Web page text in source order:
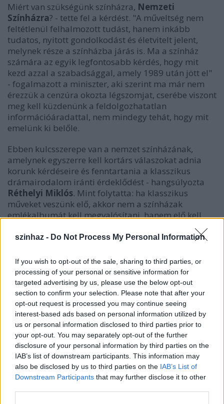
szinhaz - Do Not Process My Personal Information
If you wish to opt-out of the sale, sharing to third parties, or
processing of your personal or sensitive information for
targeted advertising by us, please use the below opt-out
section to confirm your selection. Please note that after your
opt-out request is processed you may continue seeing
interest-based ads based on personal information utilized by
us or personal information disclosed to third parties prior to
your opt-out. You may separately opt-out of the further
disclosure of your personal information by third parties on the
IAB’s list of downstream participants. This information may
also be disclosed by us to third parties on the IAB’s List of
Downstream Participants that may further disclose it to other
Miért van szükségünk színházra, Nemzeti
Színházra? - tette fel a kérdést. "A műveltség nem
feltétlenül felhalmozott tudást, hanem inkább
tudatos, nyitott gondolkodást és életvitelt jelent,
melynek része a színházba járás is. Ma a színház
számára az egyik legfontosabb kérdés, hogy mit
kezd azzal a szabadsággal, amely 1989 után jött el"
- fogalmazott a miniszter, aki szerint ma már nem
érezzük a cenzúra okozta légszomjat, cserébe viszont
meg kell küzdenünk a feldolgozhatatlan
információáradattal, nem mindegy tehát, hogy mit
emelünk ki belőle.
Ebben kulcsszerepe van a nemzet színházának,
amelynek egyszerre kell kortárs válaszokat adnia
korunk kérdéseire és fenntartania a klasszikus
drámairodalom iránti érdeklődést - hangsúlyozta
Réthelyi Miklós. Mint folytatta: ha klasszikus
műveket veszünk elő, akkor nem a színházak
emlékalbumát kell megvalósítani, hanem elő kell
kiderüljön: itt és most, a mi világunkban járunk.
Felidézte, hogy a budapesti Nemzeti Színház1837-
ben kezdte meg működését, 1840-igPesti Magyar
Színháznéven. Magyarország azóta várta, hogy igazi,
saját színháza legyen, amióta 1913-ban lebontották
az egykoriNemzeti Színházépületét, a társulat a
Blaha Lujza téri színházba költözött ideiglenesen, és
később is ideiglenes helyszíneken működött. Végül
Széchenyi nagy álmát, a Duna partjára tervezett
Nemzeti Színházat 2002 márciusában a polgári
kormány valósította meg: 90 év után saját épületet
emelt a nemzeti színjátszásnak.
"Ezt ünnepeljük most. A nemzet tíz évvel ezelőtti